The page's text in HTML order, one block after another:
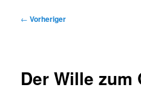
Beitragsnavigation
← Vorheriger
Der Wille zum